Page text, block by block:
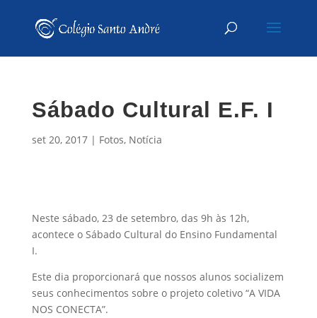
Sábado Cultural E.F. I
set 20, 2017| Fotos, Notícia
Neste sábado, 23 de setembro, das 9h às 12h,
acontece o Sábado Cultural do Ensino Fundamental
I.
Este dia proporcionará que nossos alunos socializem
seus conhecimentos sobre o projeto coletivo “A VIDA
NOS CONECTA”.